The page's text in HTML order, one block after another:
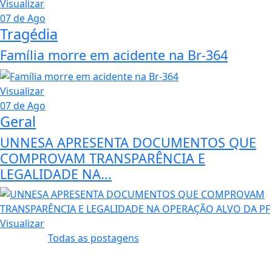
Visualizar
07 de Ago
Tragédia
Família morre em acidente na Br-364
Visualizar
07 de Ago
Geral
UNNESA APRESENTA DOCUMENTOS QUE
COMPROVAM TRANSPARÊNCIA E
LEGALIDADE NA...
Visualizar
Todas as postagens